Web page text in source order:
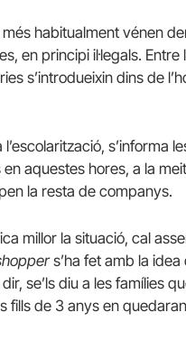
habitualment vénen
en principi il·legals.
s’introdueixin dins de
s’informa
aquestes hores, a la
la resta de companys.
millor la situació, cal
s’ha fet amb la
se’ls diu a les famílies
fills de 3 anys en